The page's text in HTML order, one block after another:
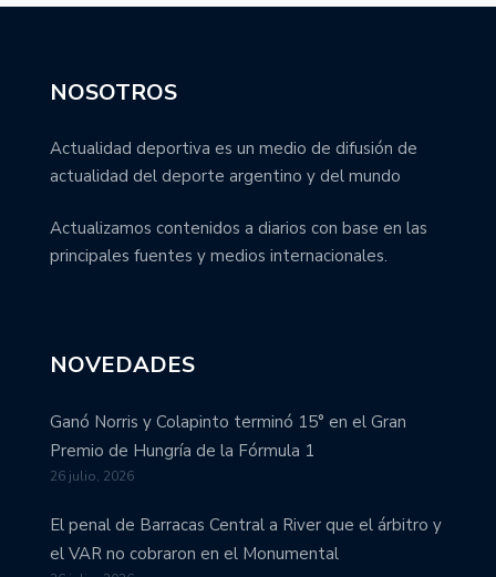
NOSOTROS
Actualidad deportiva es un medio de difusión de
actualidad del deporte argentino y del mundo
Actualizamos contenidos a diarios con base en las
principales fuentes y medios internacionales.
NOVEDADES
Ganó Norris y Colapinto terminó 15° en el Gran
Premio de Hungría de la Fórmula 1
26 julio, 2026
El penal de Barracas Central a River que el árbitro y
el VAR no cobraron en el Monumental